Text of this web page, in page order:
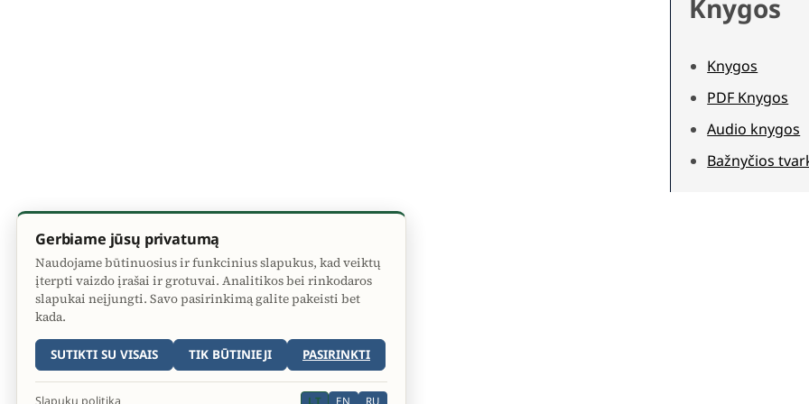
Knygos
Knygos
PDF Knygos
Audio knygos
Bažnyčios
Gerbiame jūsų privatumą
Naudojame būtinuosius ir funkcinius slapukus, kad veiktų
įterpti vaizdo įrašai ir grotuvai. Analitikos bei rinkodaros
slapukai neįjungti. Savo pasirinkimą galite pakeisti bet
kada.
SUTIKTI SU VISAIS TIK BŪTINIEJI PASIRINKTI
Slapukų politika LT EN RU